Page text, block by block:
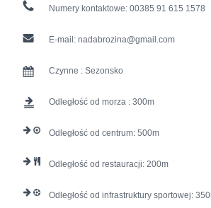
Numery kontaktowe: 00385 91 615 1578
E-mail: nadabrozina@gmail.com
Czynne : Sezonsko
Odległość od morza : 300
Odległość od centrum: 500
Odległość od restauracji: 200
Odległość od infrastruktury sportowej: 350